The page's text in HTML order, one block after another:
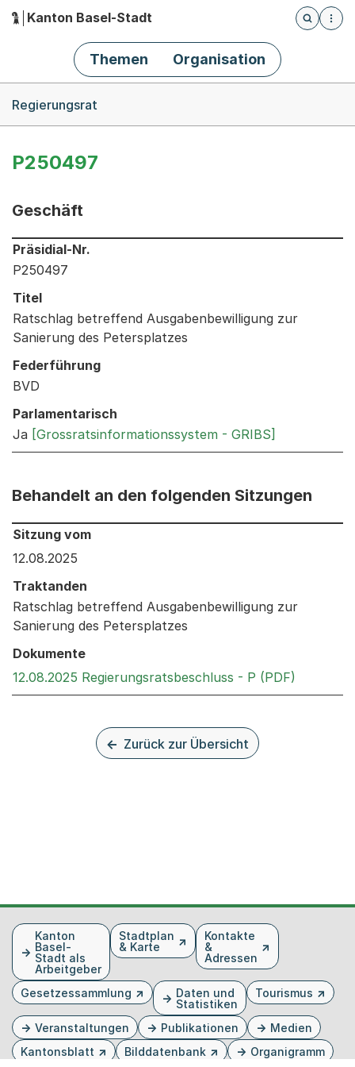
Hauptnavigation
Kanton Basel-Stadt
Öffnet
Themen Organisation
Regierungsrat
P250497
Geschäft
Informationen zum Ausgewählten Geschäft
Präsidial-Nr.
P250497
Titel
Ratschlag betreffend Ausgabenbewilligung zur
Sanierung des Petersplatzes
Federführung
BVD
Parlamentarisch
Ja [Grossratsinformationssystem - GRIBS]
Behandelt an den folgenden Sitzungen
Behandelt an den folgenden Sitzungen: Informationen
Sitzung vom
12.08.2025
Traktanden
Ratschlag betreffend Ausgabenbewilligung zur
Sanierung des Petersplatzes
Dokumente
12.08.2025 Regierungsratsbeschluss - P (PDF)
Zurück zur Übersicht
FusszeileKanton
Basel-
Stadt als
Arbeitgeber
Stadtplan
& Karte
Kontakte
&
Adressen
Gesetzessammlung
Daten und
Statistiken
Tourismus
Veranstaltungen Publikationen
Medien
Kantonsblatt
Bilddatenbank Organigramm